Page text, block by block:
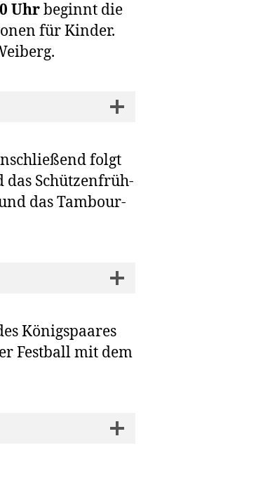
Uhrbeginnt die
für Kin­der.
folgt
das Schüt­zen­früh­
das Tam­bour­
Königs­paa­res
Fest­ball mit dem